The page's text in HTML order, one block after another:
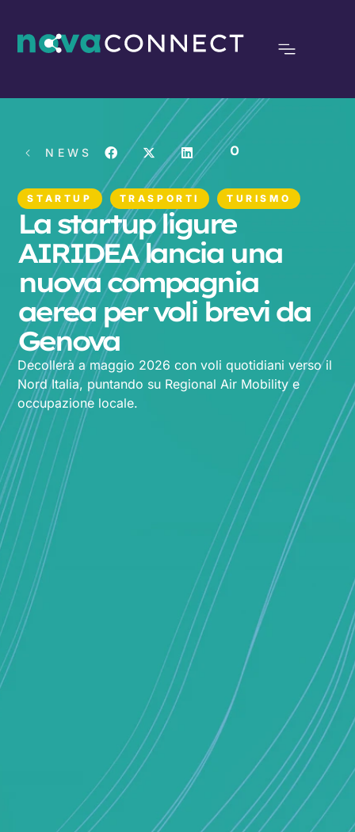
NEWS 0
STARTUP TRASPORTI TURISMO
La startup ligure
AIRIDEA lancia una
nuova compagnia
aerea per voli brevi da
Genova
Decollerà a maggio 2026 con voli quotidiani verso il
Nord Italia, puntando su Regional Air Mobility e
occupazione locale.